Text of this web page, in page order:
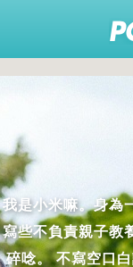
我是小米嘛。身為
寫些不負責親子教
碎唸。 不寫空口